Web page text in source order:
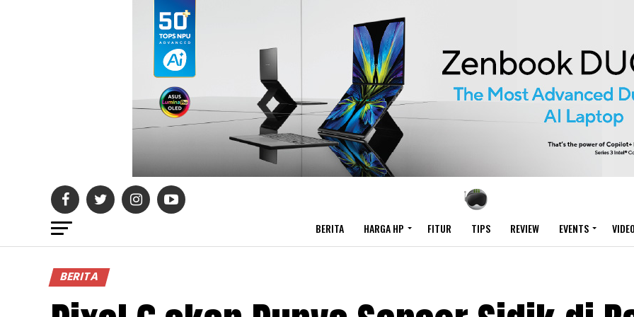
BERITA HARGA HP FITUR TIPS REVIEW EVENTS
BERITA